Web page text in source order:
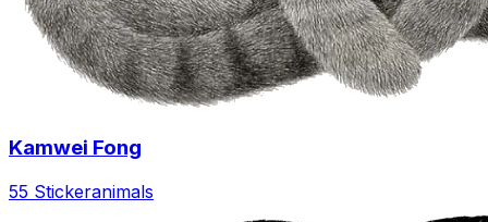
Kamwei Fong
55 Stickeranimals